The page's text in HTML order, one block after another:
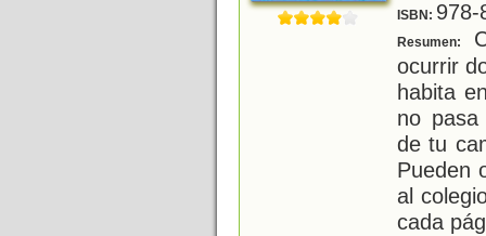
ISBN: 978-
Resumen:
ocurrir
habita
no
de tu
Pueden
al
cada